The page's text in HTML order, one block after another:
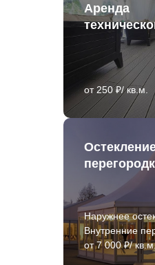
Аренда
от 250 ₽/ кв.м.
Наружнее
Внутренние
от 7 000 ₽/ кв.м.